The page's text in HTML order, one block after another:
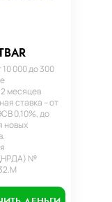
000 до 300
месяцев
ставка – от
0,10%, до
новых
№